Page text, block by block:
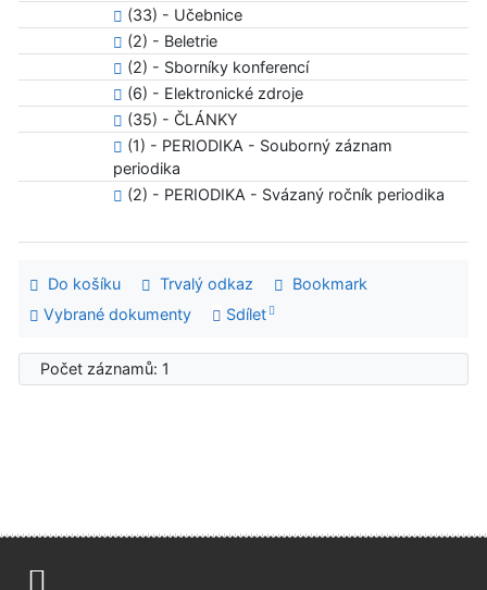
(33) - Učebnice
(2) - Beletrie
(2) - Sborníky konferencí
(6) - Elektronické zdroje
(35) - ČLÁNKY
(1) - PERIODIKA - Souborný záznam
periodika
(2) - PERIODIKA - Svázaný ročník periodika
Do košíku Trvalý odkaz
Bookmark
Vybrané dokumenty
Sdílet
Počet záznamů: 1